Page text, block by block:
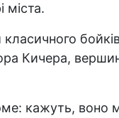
міста.
Кичера,
кажуть, воно